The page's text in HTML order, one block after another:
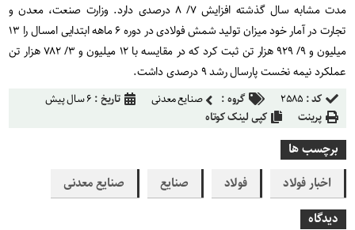
مدت مشابه سال گذشته افزایش ۷/ ۸ درصدی دارد. وزارت صنعت، معدن و
تجارت در آمار خود میزان تولید شمش فولادی در دوره ۶ ماهه ابتدایی امسال را ۱۳
میلیون و ۹/ ۹۲۹ هزار تن ثبت کرد که در مقایسه با ۱۲ میلیون و ۳/ ۷۸۲ هزار تن
عملکرد نیمه نخست پارسال رشد ۹ درصدی داشت.
کد : ۲۵۸۵ گروه : صنایع معدنی تاریخ : ۶ سال پیش
پرینت
کپی لینک کوتاه
برچسب ها
اخبار فولاد
فولاد صنایع
صنایع معدنی
دیدگاه